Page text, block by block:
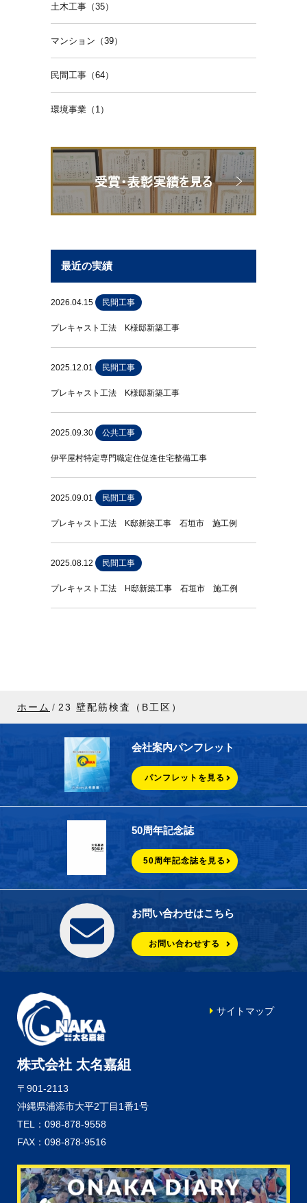
土木工事（35）
マンション（39）
民間工事（64）
環境事業（1）
最近の実績
2026.04.15 民間工事
プレキャスト工法 K様邸新築工事
2025.12.01 民間工事
プレキャスト工法 K様邸新築工事
2025.09.30 公共工事
伊平屋村特定専門職定住促進住宅整備工事
2025.09.01 民間工事
プレキャスト工法 K邸新築工事 石垣市 施工例
2025.08.12 民間工事
プレキャスト工法 H邸新築工事 石垣市 施工例
ホーム 23 壁配筋検査（B工区）
会社案内パンフレット
パンフレットを見る
50周年記念誌
50周年記念誌を見る
お問い合わせはこちら
お問い合わせする
株式会社 太名嘉組
〒901-2113
沖縄県浦添市大平2丁目1番1号
TEL：098-878-9558
FAX：098-878-9516
サイトマップ